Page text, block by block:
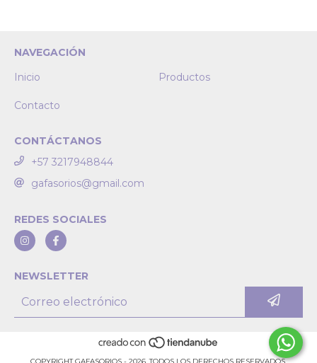
NAVEGACIÓN
Inicio
Productos
Contacto
CONTÁCTANOS
+57 3217948844
gafasorios@gmail.com
REDES SOCIALES
NEWSLETTER
COPYRIGHT GAFASORIOS - 2026. TODOS LOS DERECHOS RESERVADOS.